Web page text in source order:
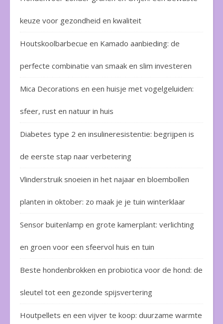
keuze voor gezondheid en kwaliteit
Houtskoolbarbecue en Kamado aanbieding: de
perfecte combinatie van smaak en slim investeren
Mica Decorations en een huisje met vogelgeluiden:
sfeer, rust en natuur in huis
Diabetes type 2 en insulineresistentie: begrijpen is
de eerste stap naar verbetering
Vlinderstruik snoeien in het najaar en bloembollen
planten in oktober: zo maak je je tuin winterklaar
Sensor buitenlamp en grote kamerplant: verlichting
en groen voor een sfeervol huis en tuin
Beste hondenbrokken en probiotica voor de hond: de
sleutel tot een gezonde spijsvertering
Houtpellets en een vijver te koop: duurzame warmte